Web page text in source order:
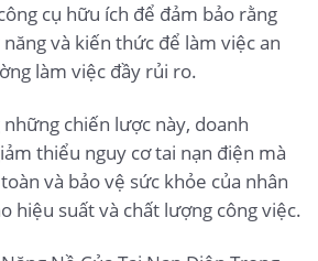
cụ hữu ích để đảm bảo rằng
và kiến thức để làm việc an
làm việc đầy rủi ro.
những chiến lược này, doanh
thiểu nguy cơ tai nạn điện mà
và bảo vệ sức khỏe của nhân
hiệu suất và chất lượng công việc.